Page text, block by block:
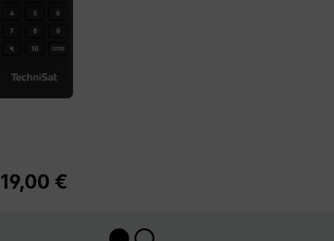
Regulärer Preis:
19,00 €